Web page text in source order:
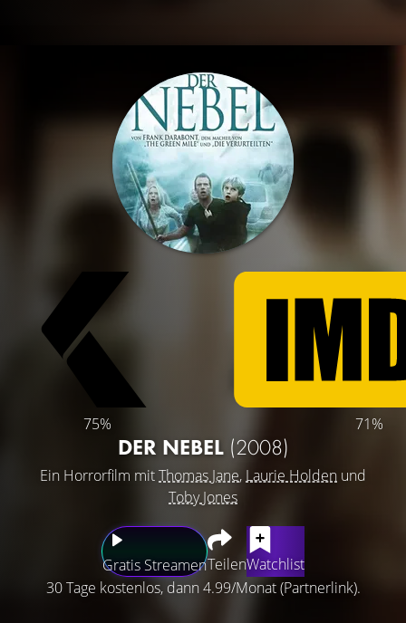
75% 71%
DER NEBEL (2008)
Ein Horrorfilm mitThomas Jane, Laurie Holden und
Toby Jones
Gratis StreamenTeilenWatchlist
30 Tage kostenlos, dann 4.99/Monat (Partnerlink).